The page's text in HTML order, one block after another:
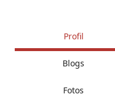
Profil
Blogs
Fotos